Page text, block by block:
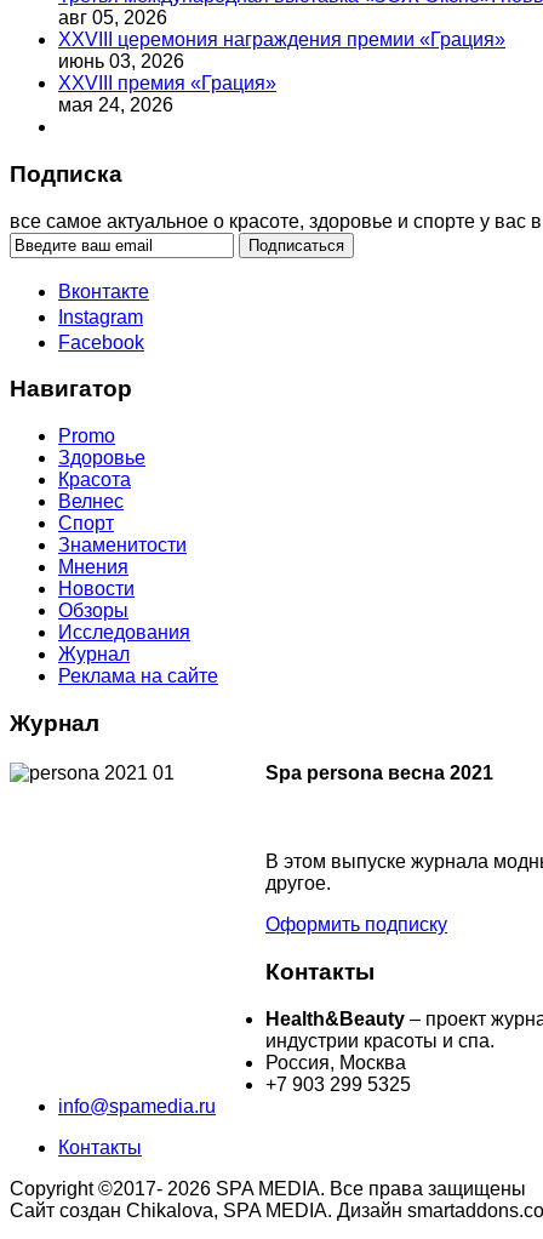
авг 05, 2026
XXVIII церемония награждения премии «Грация»
июнь 03, 2026
XXVIII премия «Грация»
мая 24, 2026
Подписка
все самое актуальное о красоте, здоровье и спорте у вас
Вконтакте
Instagram
Facebook
Навигатор
Promo
Здоровье
Красота
Велнес
Спорт
Знаменитости
Мнения
Новости
Обзоры
Исследования
Журнал
Реклама на сайте
Журнал
Spa persona весна 2021
В этом выпуске журнала
другое.
Оформить подписку
Контакты
Health&Beauty – проект
индустрии красоты и спа.
Россия, Москва
+7 903 299 5325
info@spamedia.ru
Контакты
Copyright ©2017- 2026 SPA MEDIA. Все права защищены
Сайт создан Chikalova, SPA MEDIA. Дизайн